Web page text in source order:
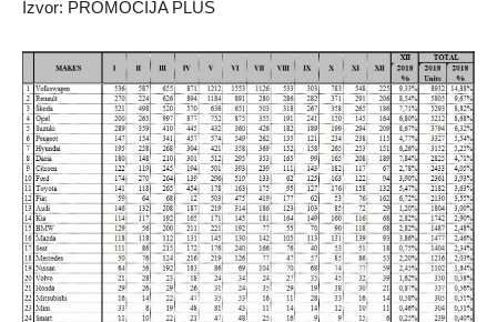
Izvor: PROMOCIJA PLUS